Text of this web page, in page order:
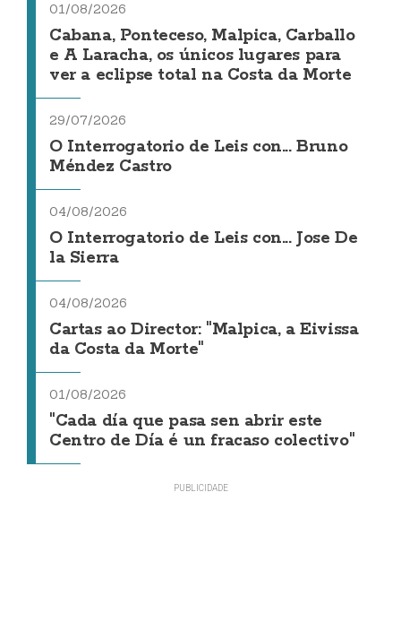
01/08/2026
Cabana, Ponteceso, Malpica, Carballo
e A Laracha, os únicos lugares para
ver a eclipse total na Costa da Morte
29/07/2026
O Interrogatorio de Leis con... Bruno
Méndez Castro
04/08/2026
O Interrogatorio de Leis con... Jose De
la Sierra
04/08/2026
Cartas ao Director: "Malpica, a Eivissa
da Costa da Morte"
01/08/2026
"Cada día que pasa sen abrir este
Centro de Día é un fracaso colectivo"